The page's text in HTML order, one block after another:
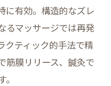
に有効。構造的なズレ
るマッサージでは再発
クティック的手法で精
筋膜リリース、鍼灸で